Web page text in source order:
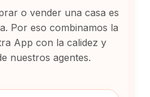
o vender una casa es
Por eso combinamos la
App con la calidez y
nuestros agentes.